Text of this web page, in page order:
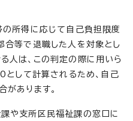
の所得に応じて自己負担限度
合等で退職した人を対象とし
人は、この判定の際に用いら
して計算されるため、自己
があります。
や支所区民福祉課の窓口に